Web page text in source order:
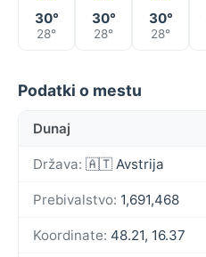
30°
28°
30°
28°
30°
28°
Podatki o mestu
Dunaj
Država: 🇦🇹 Avstrija
Prebivalstvo: 1,691,468
Koordinate: 48.21, 16.37